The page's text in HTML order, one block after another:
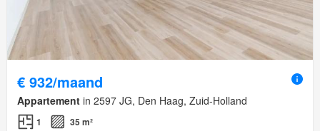
€ 932/maand
Appartement in 2597 JG, Den Haag, Zuid-Holland
1
35 m²